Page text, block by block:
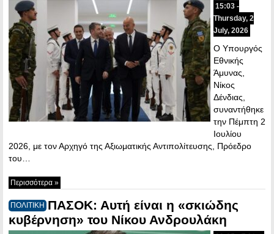
15:03 -
Thursday, 2
July, 2026
Ο Υπουργός
Εθνικής
Άμυνας,
Νίκος
Δένδιας,
συναντήθηκε
την Πέμπτη 2
Ιουλίου
2026, με τον Αρχηγό της Αξιωματικής Αντιπολίτευσης, Πρόεδρο
του…
Περισσότερα »
ΠΟΛΙΤΙΚΗ ΠΑΣΟΚ: Αυτή είναι η «σκιώδης
κυβέρνηση» του Νίκου Ανδρουλάκη